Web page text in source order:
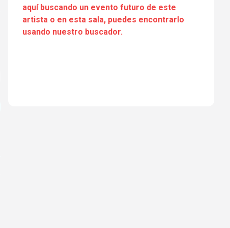
aquí buscando un evento futuro de este
artista o en esta sala, puedes encontrarlo
usando nuestro buscador.